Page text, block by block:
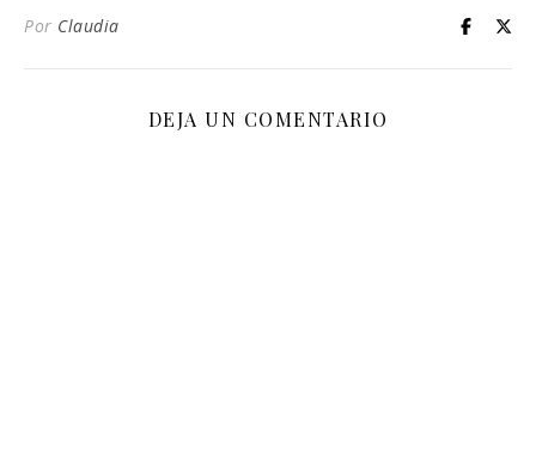
Por Claudia
DEJA UN COMENTARIO